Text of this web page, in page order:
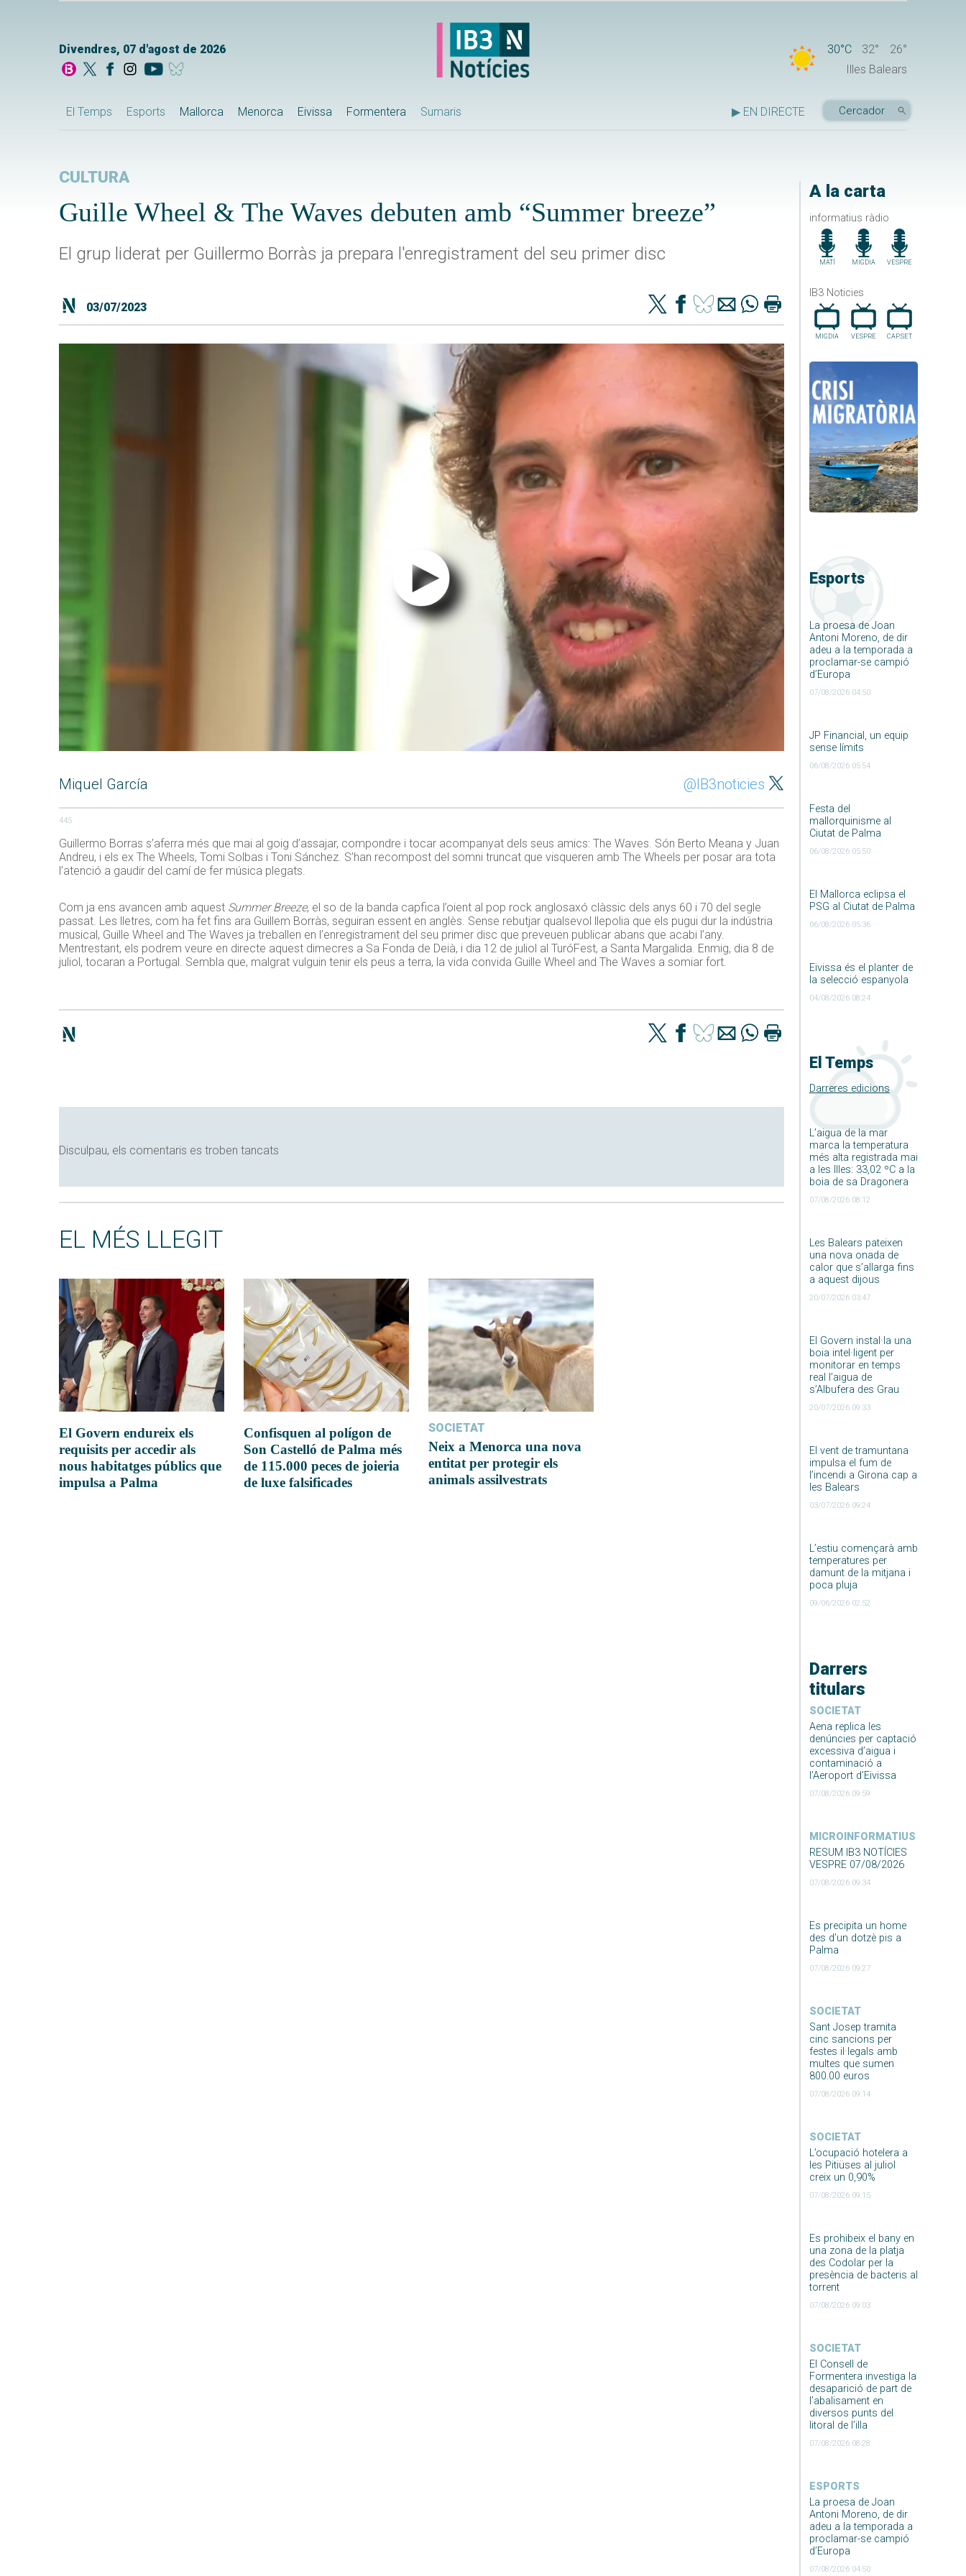
Divendres, 07 d'agost de 2026 30°C 32°
26°
Illes Balears
El Temps Esports Mallorca Menorca Eivissa Formentera Sumaris ▶ EN DIRECTE
A la carta
informatius ràdio
MATÍ MIGDIA VESPRE
IB3 Noticies
MIGDIA VESPRE CAP.SET
Esports
La proesa de Joan
Antoni Moreno, de dir
adeu a la temporada a
proclamar-se campió
d’Europa
07/08/2026 04:50
JP Financial, un equip
sense límits
06/08/2026 05:54
Festa del
mallorquinisme al
Ciutat de Palma
06/08/2026 05:50
El Mallorca eclipsa el
PSG al Ciutat de Palma
06/08/2026 05:36
Eivissa és el planter de
la selecció espanyola
04/08/2026 08:24
El Temps
Darreres edicions
L’aigua de la mar
marca la temperatura
més alta registrada mai
a les Illes: 33,02 ºC a la
boia de sa Dragonera
07/08/2026 08:12
Les Balears pateixen
una nova onada de
calor que s’allarga fins
a aquest dijous
20/07/2026 03:47
El Govern instal·la una
boia intel·ligent per
monitorar en temps
real l’aigua de
s’Albufera des Grau
20/07/2026 09:33
El vent de tramuntana
impulsa el fum de
l’incendi a Girona cap a
les Balears
03/07/2026 09:24
L’estiu començarà amb
temperatures per
damunt de la mitjana i
poca pluja
09/06/2026 02:52
Darrers
titulars
SOCIETAT
Aena replica les
denúncies per captació
excessiva d’aigua i
contaminació a
l’Aeroport d’Eivissa
07/08/2026 09:59
MICROINFORMATIUS
RESUM IB3 NOTÍCIES
VESPRE 07/08/2026
07/08/2026 09:34
Es precipita un home
des d’un dotzè pis a
Palma
07/08/2026 09:27
SOCIETAT
Sant Josep tramita
cinc sancions per
festes il·legals amb
multes que sumen
800.00 euros
07/08/2026 09:14
SOCIETAT
L’ocupació hotelera a
les Pitiüses al juliol
creix un 0,90%
07/08/2026 09:15
Es prohibeix el bany en
una zona de la platja
des Codolar per la
presència de bacteris al
torrent
07/08/2026 09:03
SOCIETAT
El Consell de
Formentera investiga la
desaparició de part de
l’abalisament en
diversos punts del
litoral de l’illa
07/08/2026 08:28
ESPORTS
La proesa de Joan
Antoni Moreno, de dir
adeu a la temporada a
proclamar-se campió
d’Europa
07/08/2026 04:50
CULTURA
Guille Wheel & The Waves debuten amb “Summer breeze”
El grup liderat per Guillermo Borràs ja prepara l'enregistrament del seu primer disc
03/07/2023
Miquel García @IB3noticies
445
Guillermo Borras s’aferra més que mai al goig d’assajar, compondre i tocar acompanyat dels seus amics: The Waves. Són Berto Meana y Juan
Andreu, i els ex The Wheels, Tomi Solbas i Toni Sánchez. S’han recompost del somni truncat que visqueren amb The Wheels per posar ara tota
l’atenció a gaudir del camí de fer música plegats.
Com ja ens avancen amb aquest Summer Breeze, el so de la banda capfica l’oient al pop rock anglosaxó clàssic dels anys 60 i 70 del segle
passat. Les lletres, com ha fet fins ara Guillem Borràs, seguiran essent en anglès. Sense rebutjar qualsevol llepolia que els pugui dur la indústria
musical, Guille Wheel and The Waves ja treballen en l’enregistrament del seu primer disc que preveuen publicar abans que acabi l’any.
Mentrestant, els podrem veure en directe aquest dimecres a Sa Fonda de Deià, i dia 12 de juliol al TuróFest, a Santa Margalida. Enmig, dia 8 de
juliol, tocaran a Portugal. Sembla que, malgrat vulguin tenir els peus a terra, la vida convida Guille Wheel and The Waves a somiar fort.
Disculpau, els comentaris es troben tancats
EL MÉS LLEGIT
El Govern endureix els
requisits per accedir als
nous habitatges públics que
impulsa a Palma
Confisquen al polígon de
Son Castelló de Palma més
de 115.000 peces de joieria
de luxe falsificades
SOCIETAT
Neix a Menorca una nova
entitat per protegir els
animals assilvestrats